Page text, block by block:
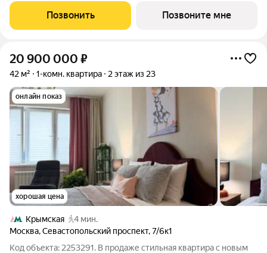
удобная эргономичная планировка Просторная прихожая с
гостевым санузлом
Позвонить Позвоните мне
20 900 000 ₽
42 м² 1-комн. квартира 2 этаж из 23
онлайн показ
хорошая цена
Крымская
4 мин.
Москва,Севастопольский проспект,7/6к1
Код объекта: 2253291. В продаже стильная квартира с новым